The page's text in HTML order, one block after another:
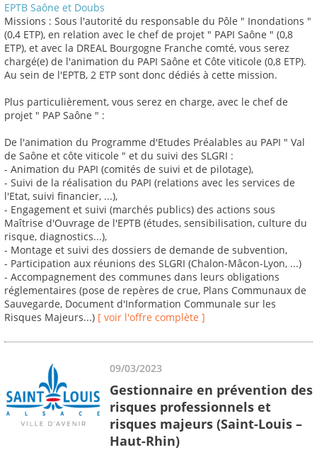
EPTB Saône et Doubs
Missions : Sous l'autorité du responsable du Pôle " Inondations "
(0,4 ETP), en relation avec le chef de projet " PAPI Saône " (0,8
ETP), et avec la DREAL Bourgogne Franche comté, vous serez
chargé(e) de l'animation du PAPI Saône et Côte viticole (0,8 ETP).
Au sein de l'EPTB, 2 ETP sont donc dédiés à cette mission.
Plus particulièrement, vous serez en charge, avec le chef de
projet " PAP Saône " :
De l'animation du Programme d'Etudes Préalables au PAPI " Val
de Saône et côte viticole " et du suivi des SLGRI :
- Animation du PAPI (comités de suivi et de pilotage),
- Suivi de la réalisation du PAPI (relations avec les services de
l'Etat, suivi financier, ...),
- Engagement et suivi (marchés publics) des actions sous
Maîtrise d'Ouvrage de l'EPTB (études, sensibilisation, culture du
risque, diagnostics...),
- Montage et suivi des dossiers de demande de subvention,
- Participation aux réunions des SLGRI (Chalon-Mâcon-Lyon, ...)
- Accompagnement des communes dans leurs obligations
réglementaires (pose de repères de crue, Plans Communaux de
Sauvegarde, Document d'Information Communale sur les
Risques Majeurs...) [ voir l'offre complète ]
09/03/2023
Gestionnaire en prévention des
risques professionnels et
risques majeurs (Saint-Louis –
Haut-Rhin)